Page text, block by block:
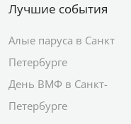
Лучшие события
Алые паруса в Санкт
Петербурге
День ВМФ в Санкт-
Петербурге